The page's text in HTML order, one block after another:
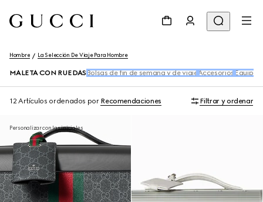
Hombre La Selección De Viaje Para Hombre
MALETA CON RUEDAS Bolsas de fin de semana y de viaje Accesorios
12 Artículos ordenados por Recomendaciones Filtrar y ordenar
Personalizar con las iniciales